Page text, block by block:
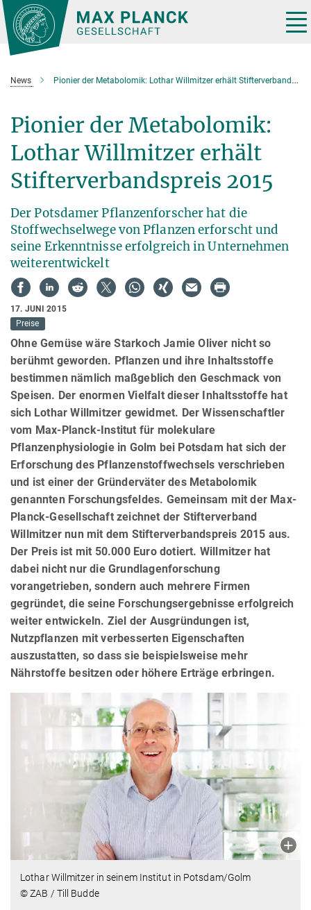
Hauptinhalt
News Pionier der Metabolomik: Lothar Willmitzer erhält Stifterverbandspreis 2015
Pionier der Metabolomik:
Lothar Willmitzer erhält
Stifterverbandspreis 2015
Der Potsdamer Pflanzenforscher hat die
Stoffwechselwege von Pflanzen erforscht und
seine Erkenntnisse erfolgreich in Unternehmen
weiterentwickelt
17. JUNI 2015
Preise
Ohne Gemüse wäre Starkoch Jamie Oliver nicht so
berühmt geworden. Pflanzen und ihre Inhaltsstoffe
bestimmen nämlich maßgeblich den Geschmack von
Speisen. Der enormen Vielfalt dieser Inhaltsstoffe hat
sich Lothar Willmitzer gewidmet. Der Wissenschaftler
vom Max-Planck-Institut für molekulare
Pflanzenphysiologie in Golm bei Potsdam hat sich der
Erforschung des Pflanzenstoffwechsels verschrieben
und ist einer der Gründerväter des Metabolomik
genannten Forschungsfeldes. Gemeinsam mit der Max-
Planck-Gesellschaft zeichnet der Stifterverband
Willmitzer nun mit dem Stifterverbandspreis 2015 aus.
Der Preis ist mit 50.000 Euro dotiert. Willmitzer hat
dabei nicht nur die Grundlagenforschung
vorangetrieben, sondern auch mehrere Firmen
gegründet, die seine Forschungsergebnisse erfolgreich
weiter entwickeln. Ziel der Ausgründungen ist,
Nutzpflanzen mit verbesserten Eigenschaften
auszustatten, so dass sie beispielsweise mehr
Nährstoffe besitzen oder höhere Erträge erbringen.
Lothar Willmitzer in seinem Institut in Potsdam/Golm
© ZAB / Till Budde